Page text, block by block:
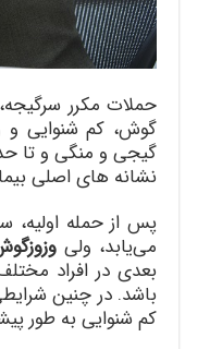
حملات مکرر
گیجی و منگی و تا
نشانه های اصلی
پس از حمله اولیه،
می‌یابد، ولی
بعدی در افراد
باشد‌. در چنین
کم شنوایی به طور